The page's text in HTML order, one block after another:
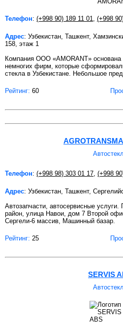
Телефон: (+998 90) 189 11 01, (+998
Адрес: Узбекистан, Ташкент,
158, этаж 1
Компания ООО «AMORANT» основана
немногих фирм, которые
стекла в Узбекистане. Небольшое
Рейтинг: 60
Телефон: (+998 98) 303 01 17 (+998
Адрес: Узбекистан, Ташкент,
Автозапчасти, автосервисные
район, улица Навои, дом 7 Второй
Сергели-6 массив, Машинный базар.
Рейтинг: 25
SERVIS